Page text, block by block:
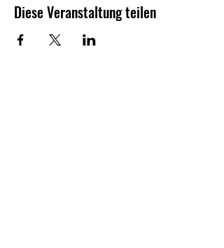
Diese Veranstaltung teilen